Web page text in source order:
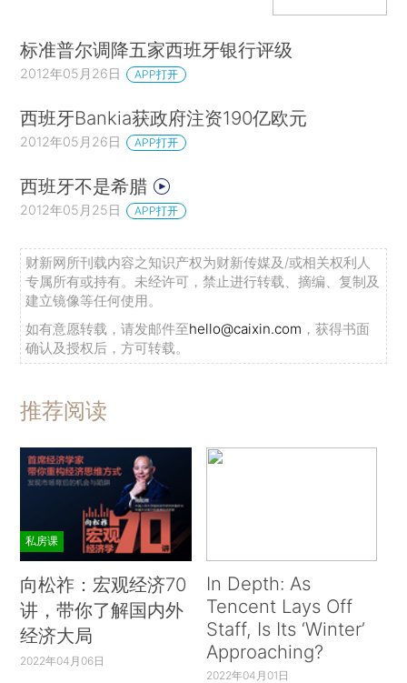
标准普尔调降五家西班牙银行评级
2012年05月26日 APP打开
西班牙Bankia获政府注资190亿欧元
2012年05月26日 APP打开
西班牙不是希腊
2012年05月25日 APP打开
财新网所刊载内容之知识产权为财新传媒及/或相关权利人
专属所有或持有。未经许可，禁止进行转载、摘编、复制及
建立镜像等任何使用。
如有意愿转载，请发邮件至hello@caixin.com ，获得书面
确认及授权后，方可转载。
推荐阅读
私房课
向松祚：宏观经济70
讲，带你了解国内外
经济大局
2022年04月06日
In Depth: As
Tencent Lays Off
Staff, Is Its ‘Winter’
Approaching?
2022年04月01日